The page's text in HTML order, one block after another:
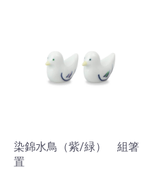
お買い物を続ける
染錦水鳥（紫/緑） 組箸
置